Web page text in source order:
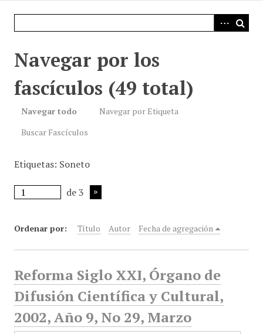
Navegar por los
fascículos (49 total)
Navegar todo
Navegar por Etiqueta
Buscar Fascículos
Etiquetas: Soneto
de 3
Ordenar por: Título Autor Fecha de agregación
Reforma Siglo XXI, Órgano de
Difusión Científica y Cultural,
2002, Año 9, No 29, Marzo